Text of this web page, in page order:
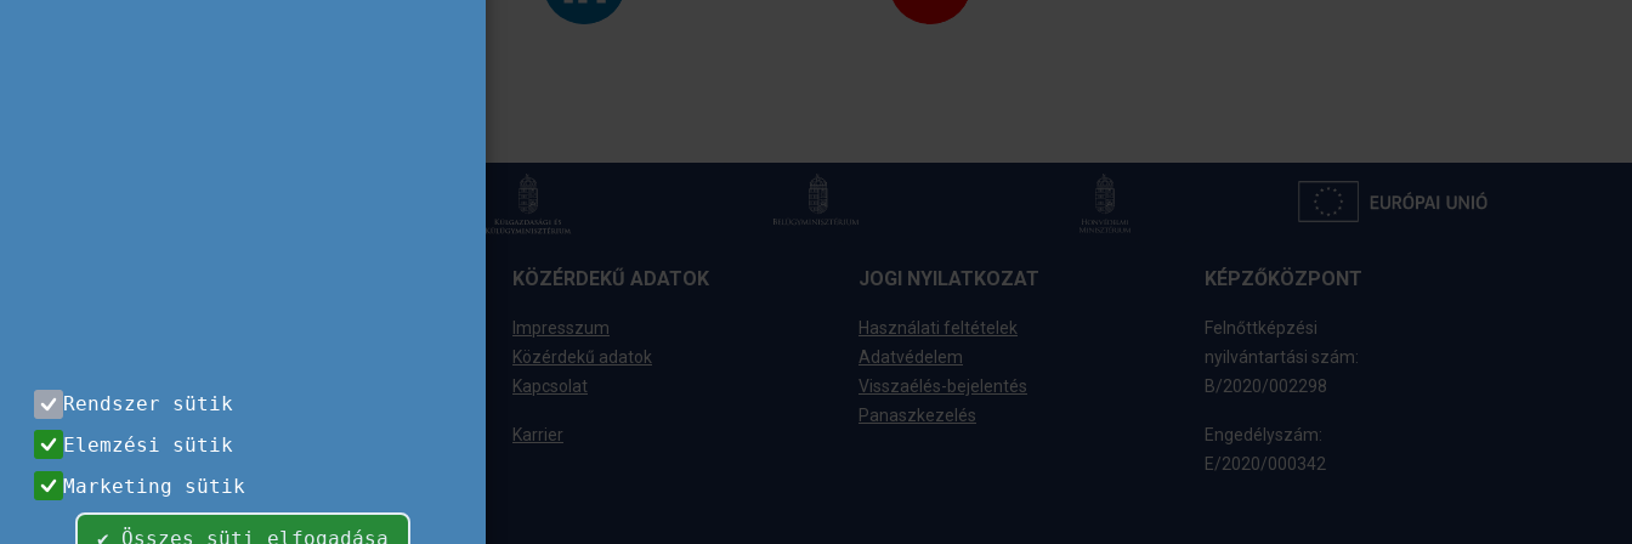
+36 (1) 237-1300
+36 (1) 237-1320
KÖZÉRDEKŰ ADATOK
Impresszum
Közérdekű adatok
Kapcsolat
Karrier
JOGI NYILATKOZAT
Használati feltételek
Adatvédelem
Visszaélés-bejelentés
Panaszkezelés
KÉPZŐKÖZPONT
Felnőttképzési
nyilvántartási szám:
B/2020/002298
Engedélyszám:
E/2020/000342
Rendszer sütik
Elemzési sütik
Marketing sütik
✔ Összes süti elfogadása